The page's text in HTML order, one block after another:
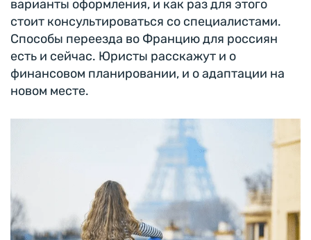
варианты оформления, и как раз для этого
стоит консультироваться со специалистами.
Способы переезда во Францию для россиян
есть и сейчас. Юристы расскажут и о
финансовом планировании, и о адаптации на
новом месте.